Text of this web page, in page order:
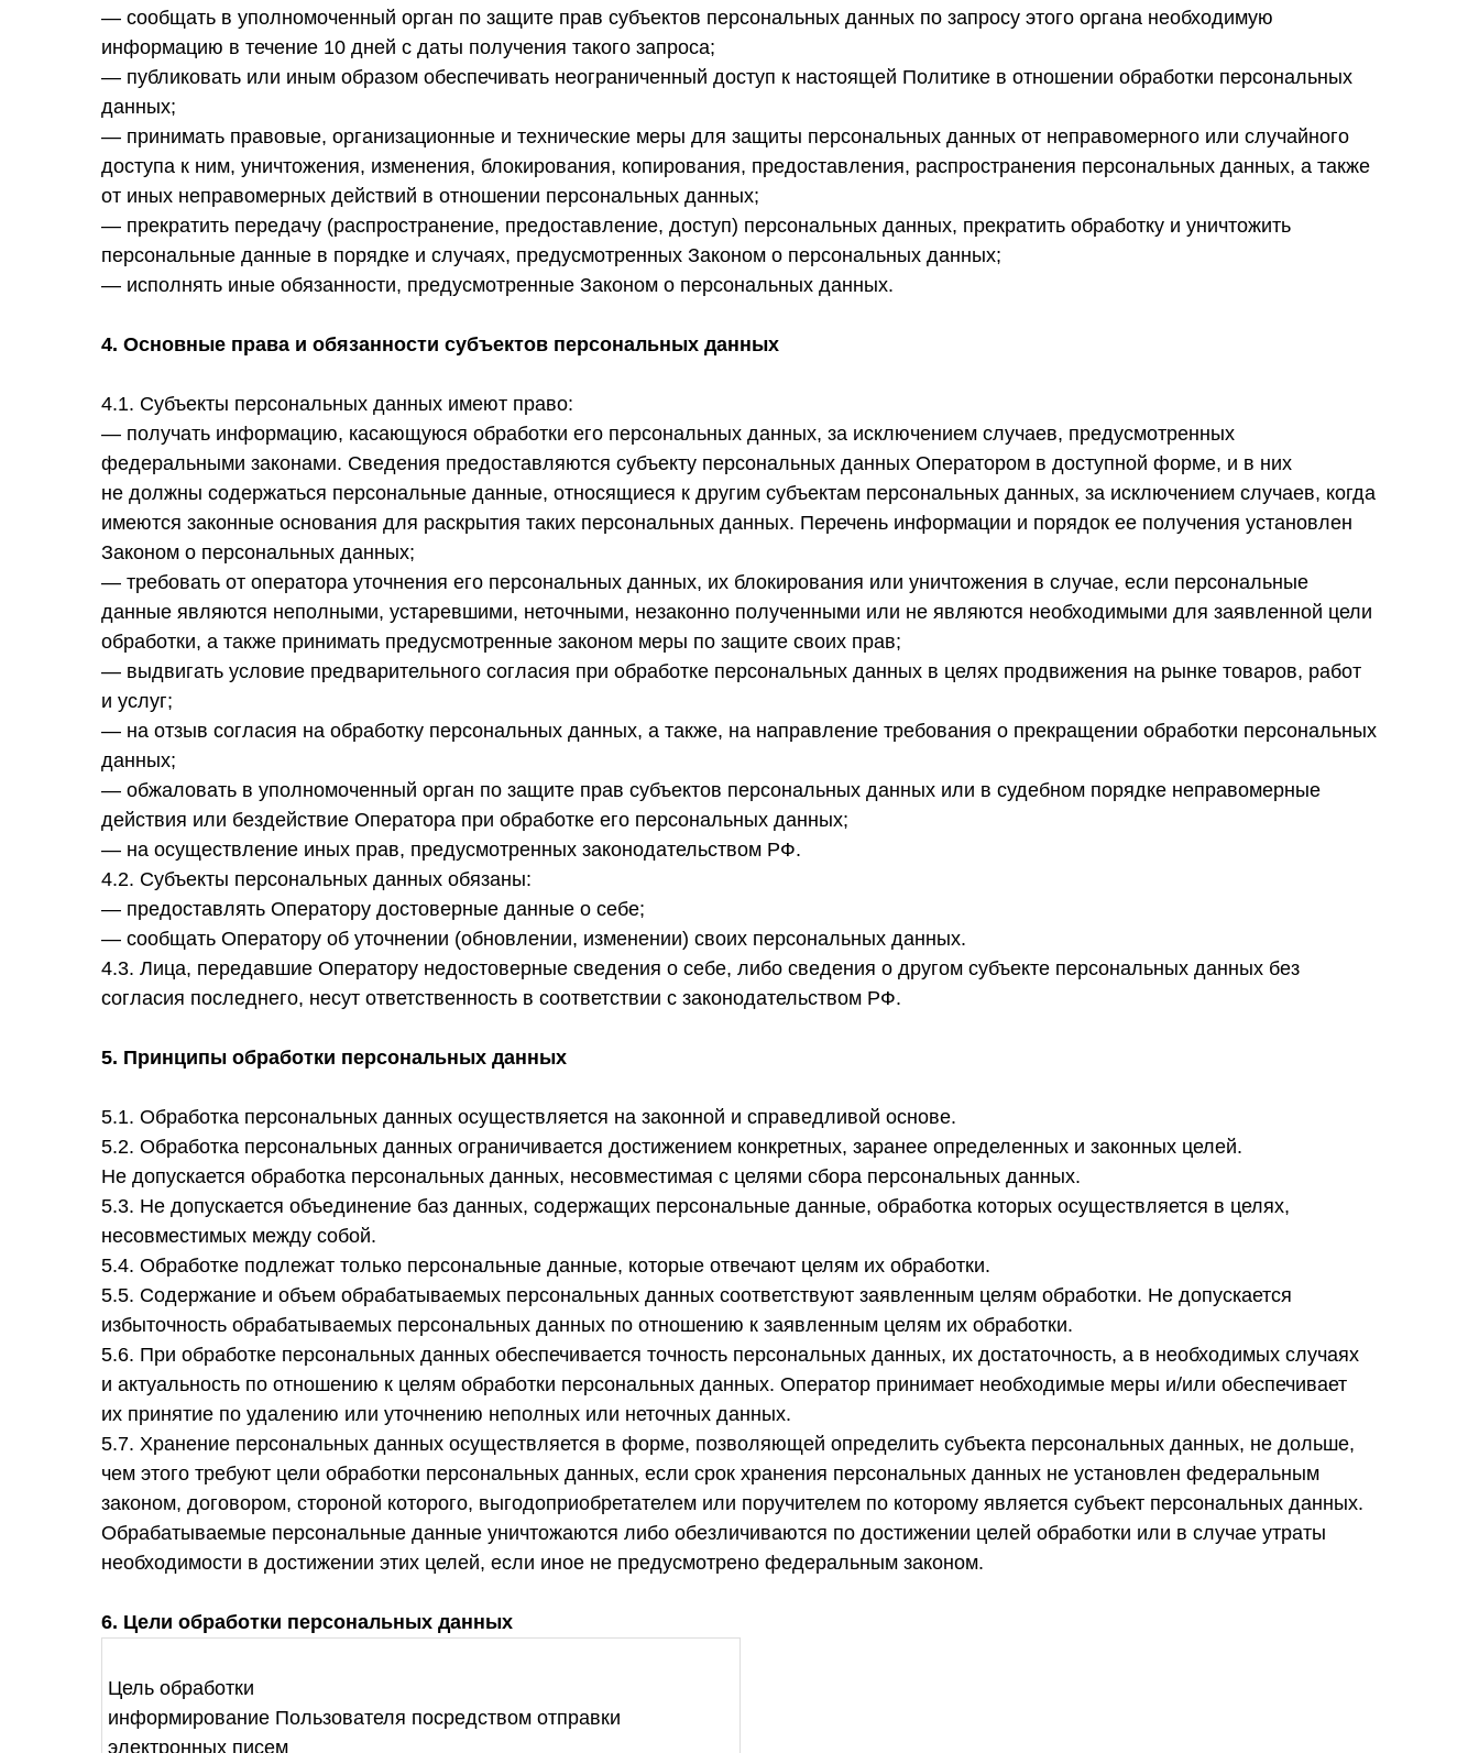
— сообщать в уполномоченный орган по защите прав субъектов персональных данных по запросу этого органа необходимую
информацию в течение 10 дней с даты получения такого запроса;
— публиковать или иным образом обеспечивать неограниченный доступ к настоящей Политике в отношении обработки персональных
данных;
— принимать правовые, организационные и технические меры для защиты персональных данных от неправомерного или случайного
доступа к ним, уничтожения, изменения, блокирования, копирования, предоставления, распространения персональных данных, а также
от иных неправомерных действий в отношении персональных данных;
— прекратить передачу (распространение, предоставление, доступ) персональных данных, прекратить обработку и уничтожить
персональные данные в порядке и случаях, предусмотренных Законом о персональных данных;
— исполнять иные обязанности, предусмотренные Законом о персональных данных.
4. Основные права и обязанности субъектов персональных данных
4.1. Субъекты персональных данных имеют право:
— получать информацию, касающуюся обработки его персональных данных, за исключением случаев, предусмотренных
федеральными законами. Сведения предоставляются субъекту персональных данных Оператором в доступной форме, и в них
не должны содержаться персональные данные, относящиеся к другим субъектам персональных данных, за исключением случаев, когда
имеются законные основания для раскрытия таких персональных данных. Перечень информации и порядок ее получения установлен
Законом о персональных данных;
— требовать от оператора уточнения его персональных данных, их блокирования или уничтожения в случае, если персональные
данные являются неполными, устаревшими, неточными, незаконно полученными или не являются необходимыми для заявленной цели
обработки, а также принимать предусмотренные законом меры по защите своих прав;
— выдвигать условие предварительного согласия при обработке персональных данных в целях продвижения на рынке товаров, работ
и услуг;
— на отзыв согласия на обработку персональных данных, а также, на направление требования о прекращении обработки персональных
данных;
— обжаловать в уполномоченный орган по защите прав субъектов персональных данных или в судебном порядке неправомерные
действия или бездействие Оператора при обработке его персональных данных;
— на осуществление иных прав, предусмотренных законодательством РФ.
4.2. Субъекты персональных данных обязаны:
— предоставлять Оператору достоверные данные о себе;
— сообщать Оператору об уточнении (обновлении, изменении) своих персональных данных.
4.3. Лица, передавшие Оператору недостоверные сведения о себе, либо сведения о другом субъекте персональных данных без
согласия последнего, несут ответственность в соответствии с законодательством РФ.
5. Принципы обработки персональных данных
5.1. Обработка персональных данных осуществляется на законной и справедливой основе.
5.2. Обработка персональных данных ограничивается достижением конкретных, заранее определенных и законных целей.
Не допускается обработка персональных данных, несовместимая с целями сбора персональных данных.
5.3. Не допускается объединение баз данных, содержащих персональные данные, обработка которых осуществляется в целях,
несовместимых между собой.
5.4. Обработке подлежат только персональные данные, которые отвечают целям их обработки.
5.5. Содержание и объем обрабатываемых персональных данных соответствуют заявленным целям обработки. Не допускается
избыточность обрабатываемых персональных данных по отношению к заявленным целям их обработки.
5.6. При обработке персональных данных обеспечивается точность персональных данных, их достаточность, а в необходимых случаях
и актуальность по отношению к целям обработки персональных данных. Оператор принимает необходимые меры и/или обеспечивает
их принятие по удалению или уточнению неполных или неточных данных.
5.7. Хранение персональных данных осуществляется в форме, позволяющей определить субъекта персональных данных, не дольше,
чем этого требуют цели обработки персональных данных, если срок хранения персональных данных не установлен федеральным
законом, договором, стороной которого, выгодоприобретателем или поручителем по которому является субъект персональных данных.
Обрабатываемые персональные данные уничтожаются либо обезличиваются по достижении целей обработки или в случае утраты
необходимости в достижении этих целей, если иное не предусмотрено федеральным законом.
6. Цели обработки персональных данных
Цель обработки
информирование Пользователя посредством отправки
электронных писем